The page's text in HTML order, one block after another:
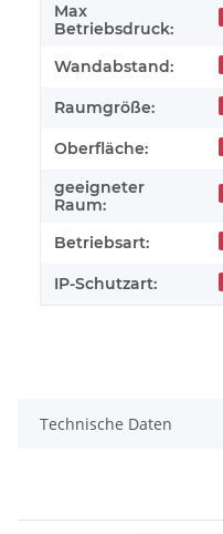
Max
Betriebsdruck:
Wandabstand:
Raumgröße:
Oberfläche:
geeigneter
Raum:
Betriebsart:
IP-Schutzart:
Technische Daten